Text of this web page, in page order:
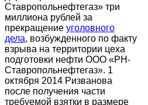
Ставропольнефтегаз» три
миллиона рублей за
прекращение уголовного
дела, возбужденного по факту
взрыва на территории цеха
подготовки нефти ООО «РН-
Ставропольнефтегаз». 1
октября 2014 Ризванова
после получения части
требуемой взятки в размере